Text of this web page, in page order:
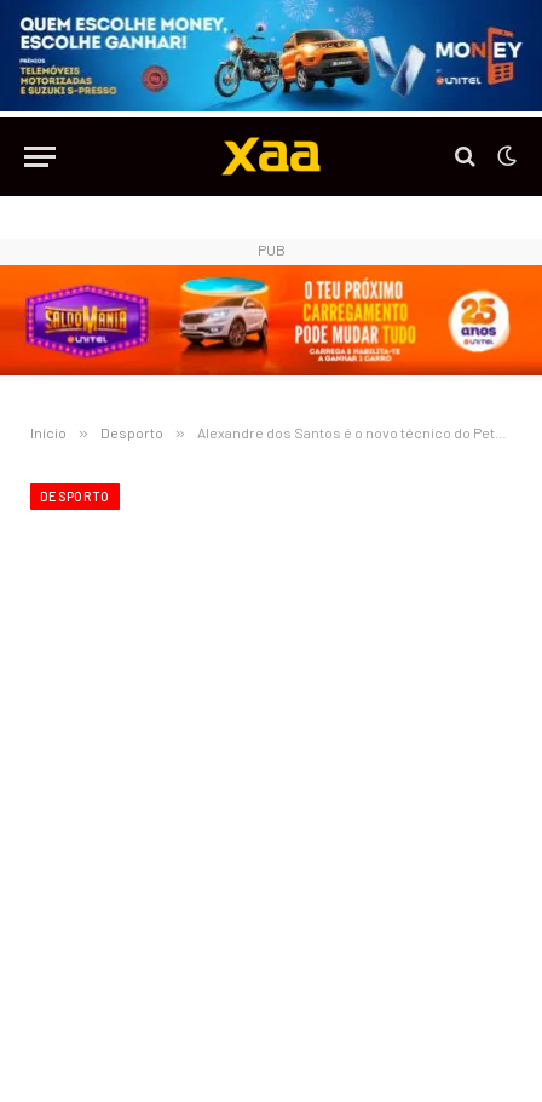
PUB
Início » Desporto » Alexandre dos Santos é o novo técnico do Petro de Luanda
DESPORTO